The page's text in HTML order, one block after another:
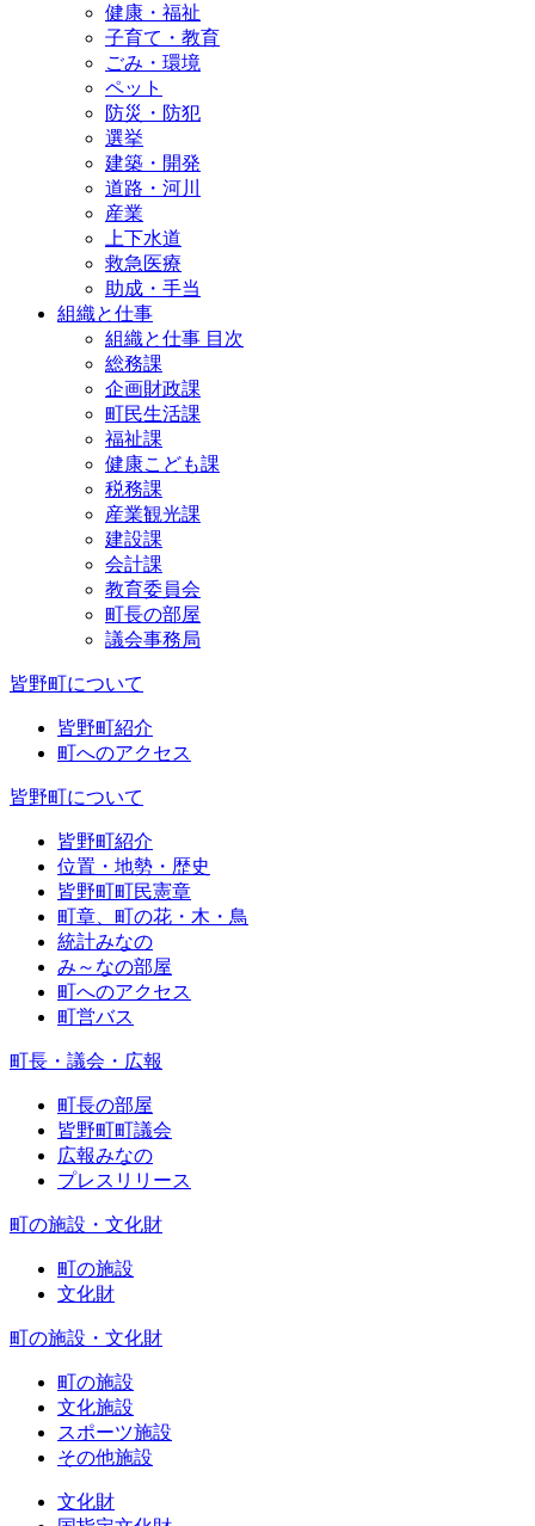
健康・福祉
子育て・教育
ごみ・環境
ペット
防災・防犯
選挙
建築・開発
道路・河川
産業
上下水道
救急医療
助成・手当
組織と仕事
組織と仕事 目次
総務課
企画財政課
町民生活課
福祉課
健康こども課
税務課
産業観光課
建設課
会計課
教育委員会
町長の部屋
議会事務局
皆野町について
皆野町紹介
町へのアクセス
皆野町について
皆野町紹介
位置・地勢・歴史
皆野町町民憲章
町章、町の花・木・鳥
統計みなの
み～なの部屋
町へのアクセス
町営バス
町長・議会・広報
町長の部屋
皆野町町議会
広報みなの
プレスリリース
町の施設・文化財
町の施設
文化財
町の施設・文化財
町の施設
文化施設
スポーツ施設
その他施設
文化財